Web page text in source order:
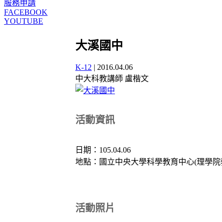
服務申請
FACEBOOK
YOUTUBE
大溪國中
K-12 | 2016.04.06
中大科教講師 盧楷文
活動資訊
日期：105.04.06
地點：國立中央大學科學教育中心(理學
活動照片